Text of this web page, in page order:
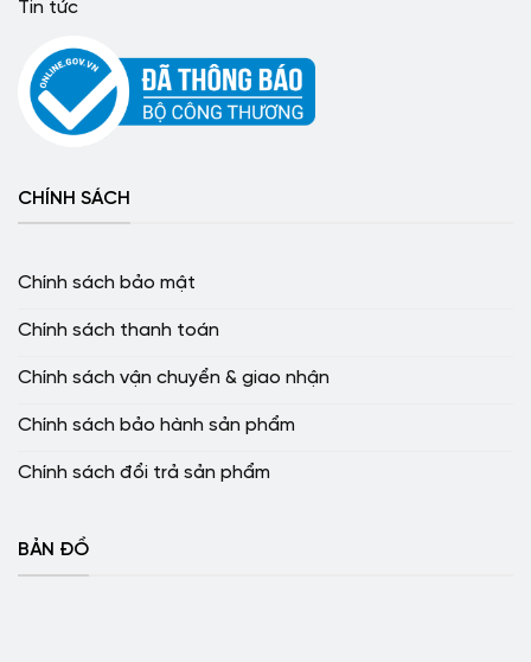
Tin tức
CHÍNH SÁCH
Chính sách bảo mật
Chính sách thanh toán
Chính sách vận chuyển & giao nhận
Chính sách bảo hành sản phẩm
Chính sách đổi trả sản phẩm
BẢN ĐỒ